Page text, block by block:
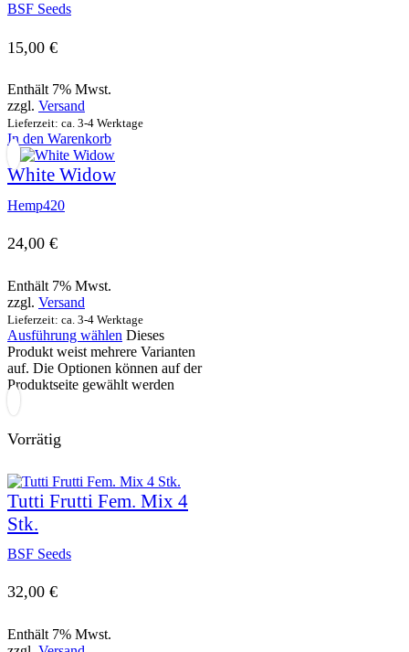
BSF Seeds
15,00 €
Enthält 7% Mwst.
zzgl. Versand
Lieferzeit: ca. 3-4 Werktage
In den Warenkorb
White Widow
Hemp420
24,00 €
Enthält 7% Mwst.
zzgl. Versand
Lieferzeit: ca. 3-4 Werktage
Ausführung wählen Dieses
Produkt weist mehrere Varianten
auf. Die Optionen können auf der
Produktseite gewählt werden
Vorrätig
Tutti Frutti Fem. Mix 4
Stk.
BSF Seeds
32,00 €
Enthält 7% Mwst.